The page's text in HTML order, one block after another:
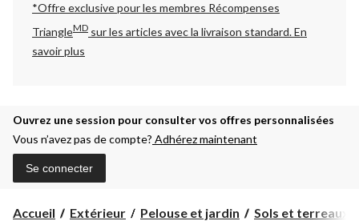
*Offre exclusive pour les membres Récompenses
TriangleMD sur les articles avec la livraison standard.En
savoir plus
Ouvrez une session pour consulter vos offres personnalisées
Vous n’avez pas de compte? Adhérez maintenant
Se connecter
Accueil Extérieur Pelouse et jardin Sols et terreaux